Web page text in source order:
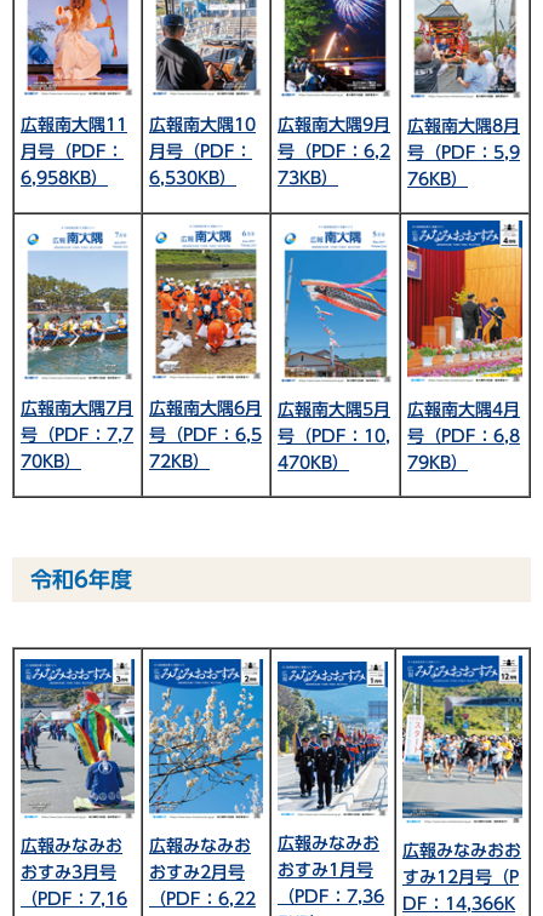
広報南大隅11
月号（PDF：
6,958KB）
広報南大隅10
月号（PDF：
6,530KB）
広報南大隅9月
号（PDF：6,2
73KB）
広報南大隅8月
号（PDF：5,9
76KB）
広報南大隅7月
号（PDF：7,7
70KB）
広報南大隅6月
号（PDF：6,5
72KB）
広報南大隅5月
号（PDF：10,
470KB）
広報南大隅4月
号（PDF：6,8
79KB）
令和6年度
広報みなみお
おすみ3月号
（PDF：7,16
広報みなみお
おすみ2月号
（PDF：6,22
広報みなみお
おすみ1月号
（PDF：7,36
広報みなみおお
すみ12月号（P
DF：14,366K